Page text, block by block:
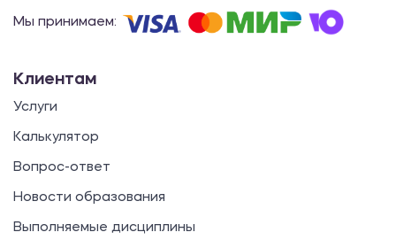
Мы принимаем:
Клиентам
Услуги
Калькулятор
Вопрос-ответ
Новости образования
Выполняемые дисциплины